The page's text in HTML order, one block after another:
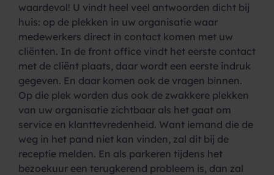
waardevol! U vindt heel veel antwoorden dicht bij
huis: op de plekken in uw organisatie waar
medewerkers direct in contact komen met uw
cliënten. In de front office vindt het eerste contact
met de cliënt plaats, daar wordt een eerste indruk
gegeven. En daar komen ook de vragen binnen.
Op die plek worden dus ook de zwakkere plekken
van uw organisatie zichtbaar als het gaat om
service en klanttevredenheid. Want iemand die de
weg in het pand niet kan vinden, zal dit bij de
receptie melden. En als parkeren tijdens het
bezoekuur een terugkerend probleem is, dan zal